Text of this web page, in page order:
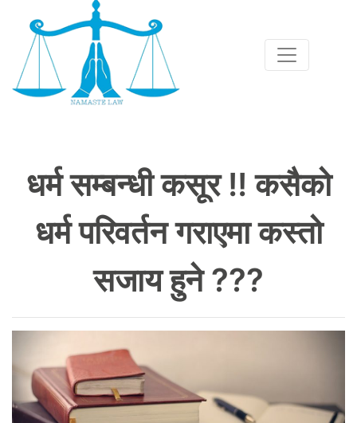
धर्म सम्बन्धी कसूर !! कसैको
धर्म परिवर्तन गराएमा कस्तो
सजाय हुने ???